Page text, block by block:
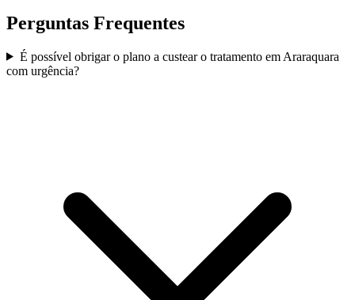
Perguntas Frequentes
É possível obrigar o plano a custear o tratamento em Araraquara
com urgência?